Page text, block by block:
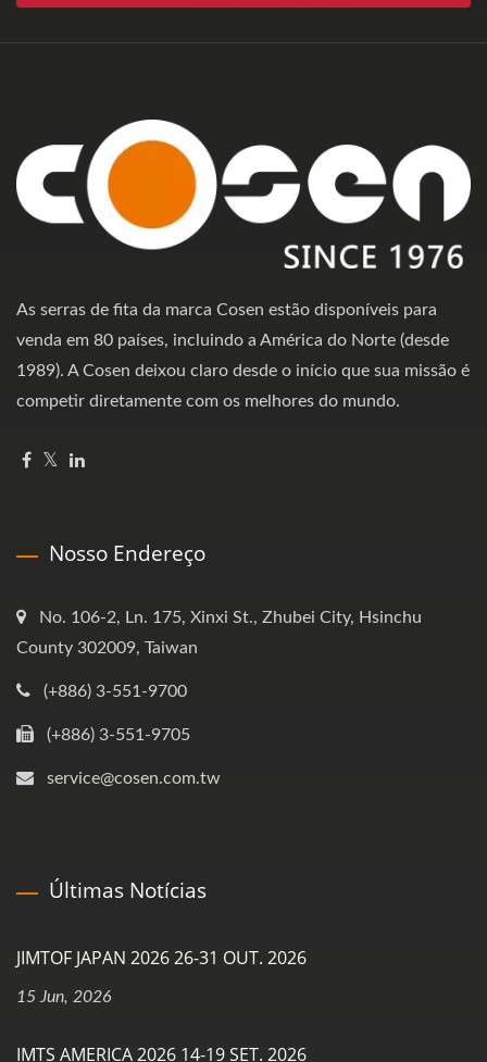
As serras de fita da marca Cosen estão disponíveis para
venda em 80 países, incluindo a América do Norte (desde
1989). A Cosen deixou claro desde o início que sua missão é
competir diretamente com os melhores do mundo.
Nosso Endereço
No. 106-2, Ln. 175, Xinxi St., Zhubei City, Hsinchu
County 302009, Taiwan
(+886) 3-551-9700
(+886) 3-551-9705
service@cosen.com.tw
Últimas Notícias
JIMTOF JAPAN 2026 26-31 OUT. 2026
15 Jun, 2026
IMTS AMERICA 2026 14-19 SET. 2026